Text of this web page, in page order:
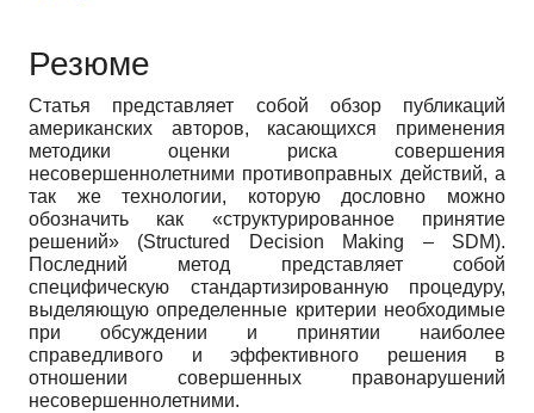
Резюме
Статья представляет собой обзор публикаций
американских авторов, касающихся применения
методики оценки риска совершения
несовершеннолетними противоправных действий, а
так же технологии, которую дословно можно
обозначить как «структурированное принятие
решений» (Structured Decision Making – SDM).
Последний метод представляет собой
специфическую стандартизированную процедуру,
выделяющую определенные критерии необходимые
при обсуждении и принятии наиболее
справедливого и эффективного решения в
отношении совершенных правонарушений
несовершеннолетними.